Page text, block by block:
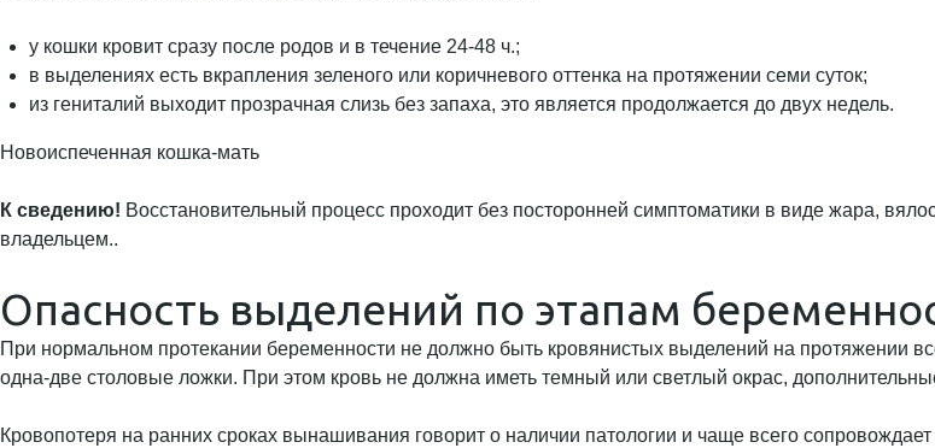
у кошки кровит сразу после родов и в течение 24-48 ч.;
в выделениях есть вкрапления зеленого или коричневого оттенка на протяжении семи суток;
из гениталий выходит прозрачная слизь без запаха, это является продолжается до двух недель.
Новоиспеченная кошка-мать
К сведению! Восстановительный процесс проходит без посторонней симптоматики в виде жара,
владельцем..
Опасность выделений по этапам
При нормальном протекании беременности не должно быть кровянистых выделений на протяжении
одна-две столовые ложки. При этом кровь не должна иметь темный или светлый окрас,
Кровопотеря на ранних сроках вынашивания говорит о наличии патологии и чаще всего